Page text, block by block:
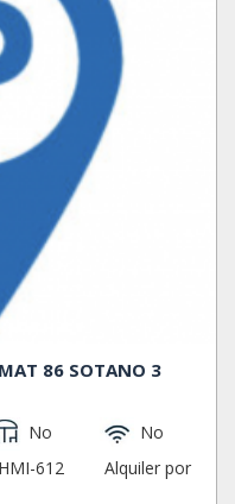
86 SOTANO 3
No
No
612
Alquiler por